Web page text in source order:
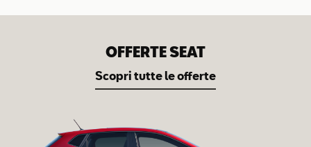
OFFERTE SEAT
Scopri tutte le offerte